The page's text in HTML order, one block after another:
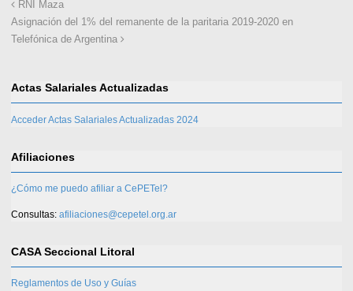
RNI Maza
Asignación del 1% del remanente de la paritaria 2019-2020 en
Telefónica de Argentina
Actas Salariales Actualizadas
Acceder Actas Salariales Actualizadas 2024
Afiliaciones
¿Cómo me puedo afiliar a CePETel?
Consultas: afiliaciones@cepetel.org.ar
CASA Seccional Litoral
Reglamentos de Uso y Guías